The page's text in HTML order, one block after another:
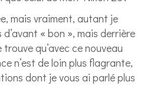
mais vraiment, autant je
« bon », mais derrière
qu’avec ce nouveau
n’est de loin plus flagrante,
dont je vous ai parlé plus